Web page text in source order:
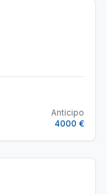
Anticipo
4000 €